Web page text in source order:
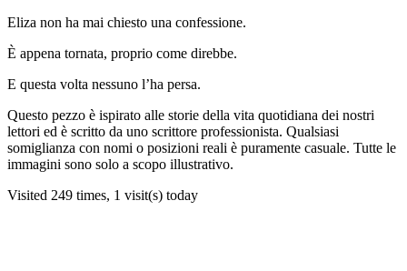
Eliza non ha mai chiesto una confessione.
È appena tornata, proprio come direbbe.
E questa volta nessuno l’ha persa.
Questo pezzo è ispirato alle storie della vita quotidiana dei nostri
lettori ed è scritto da uno scrittore professionista. Qualsiasi
somiglianza con nomi o posizioni reali è puramente casuale. Tutte le
immagini sono solo a scopo illustrativo.
Visited 249 times, 1 visit(s) today